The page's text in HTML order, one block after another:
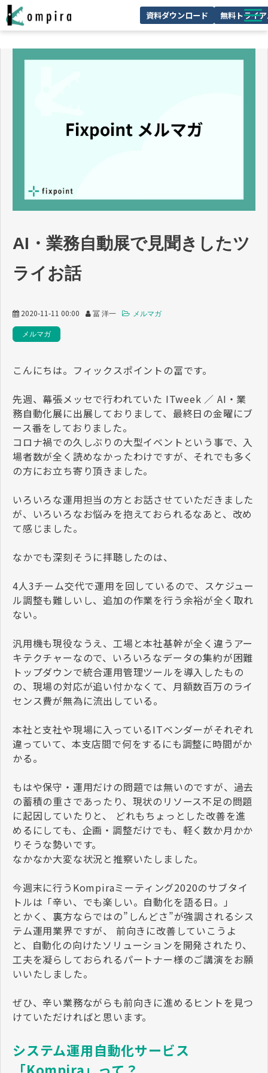
資料ダウンロード 無料トライ
技術情報
AI・業務自動展で見聞きしたツ
ライお話
2020-11-11 00:00 冨 洋一 メルマガ
メルマガ
こんにちは。フィックスポイントの冨です。
先週、幕張メッセで行われていた ITweek ／ AI・業
務自動化展に出展しておりまして、最終日の金曜にブ
ース番をしておりました。
コロナ禍での久しぶりの大型イベントという事で、入
場者数が全く読めなかったわけですが、それでも多く
の方にお立ち寄り頂きました。
いろいろな運用担当の方とお話させていただきました
が、いろいろなお悩みを抱えておられるなあと、改め
て感じました。
なかでも深刻そうに拝聴したのは、
4人3チーム交代で運用を回しているので、スケジュー
ル調整も難しいし、追加の作業を行う余裕が全く取れ
ない。
汎用機も現役なうえ、工場と本社基幹が全く違うアー
キテクチャーなので、いろいろなデータの集約が困難
トップダウンで統合運用管理ツールを導入したもの
の、現場の対応が追い付かなくて、月額数百万のライ
センス費が無為に流出している。
本社と支社や現場に入っているITベンダーがそれぞれ
違っていて、本支店間で何をするにも調整に時間がか
かる。
もはや保守・運用だけの問題では無いのですが、過去
の蓄積の重さであったり、現状のリソース不足の問題
に起因していたりと、 どれもちょっとした改善を進
めるにしても、企画・調整だけでも、軽く数か月かか
りそうな勢いです。
なかなか大変な状況と推察いたしました。
今週末に行うKompiraミーティング2020のサブタイ
トルは「辛い、でも楽しい。自動化を語る日。」
とかく、裏方ならではの”しんどさ”が強調されるシス
テム運用業界ですが、 前向きに改善していこうよ
と、自動化の向けたソリューションを開発されたり、
工夫を凝らしておられるパートナー様のご講演をお願
いいたしました。
ぜひ、辛い業務ながらも前向きに進めるヒントを見つ
けていただければと思います。
システム運用自動化サービス